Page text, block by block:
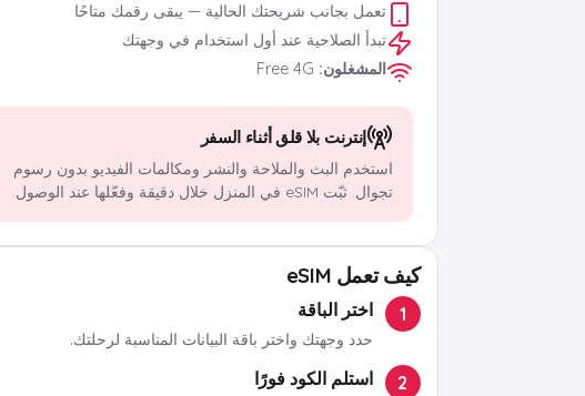
تعمل بجانب شريحتك الحالية — يبقى رقمك متاحًا
تبدأ الصلاحية عند أول استخدام في وجهتك
المشغلون:
Free 4G
إنترنت بلا قلق أثناء السفر
استخدم البث والملاحة والنشر ومكالمات الفيديو بدون رسوم
تجوال. ثبّت eSIM في المنزل خلال دقيقة وفعّلها عند الوصول.
كيف تعمل eSIM
1 اختر الباقة
حدد وجهتك واختر باقة البيانات المناسبة لرحلتك.
2 استلم الكود فورًا